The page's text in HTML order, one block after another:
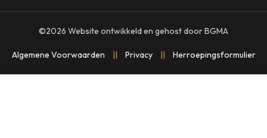
©2026 Website ontwikkeld en gehost doorBGMA
Algemene Voorwaarden Privacy Herroepingsformulier